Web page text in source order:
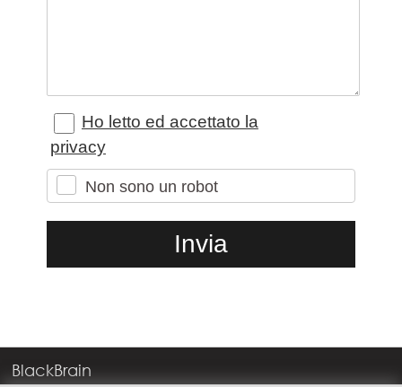
Ho letto ed accettato la
privacy
Non sono un robot
BlackBrain